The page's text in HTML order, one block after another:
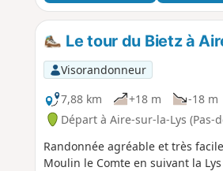
Le tour du Bietz à
Visorandonneur
7,88 km
+18 m -18 m
Départ à Aire-sur-la-Lys (Pas-
Randonnée agréable et très
Moulin le Comte en suivant la